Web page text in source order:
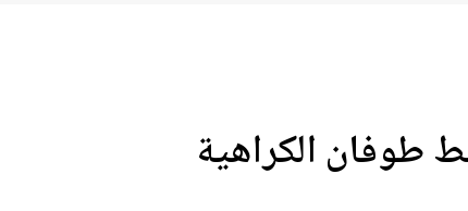
طوفان الكراهية